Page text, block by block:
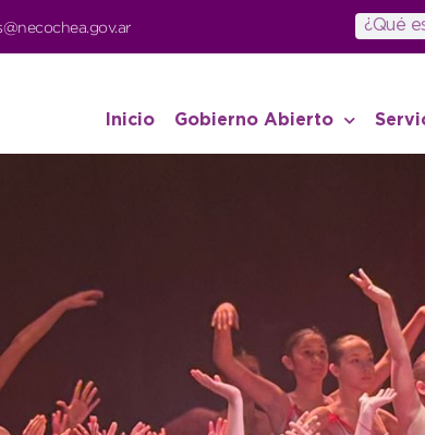
Inicio Gobierno Abierto